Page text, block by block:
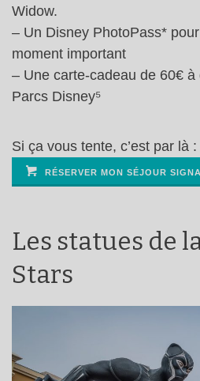
Widow.
– Un Disney PhotoPass*
moment important
– Une carte-cadeau de 60€
Parcs Disney⁵
Si ça vous tente, c’est par là :
RÉSERVER MON SÉJOUR
Les statues de
Stars